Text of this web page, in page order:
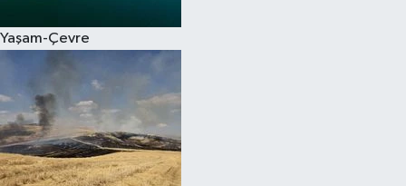
Yaşam-Çevre
Kim kimdir?
Kültür Sanat
Sağlık